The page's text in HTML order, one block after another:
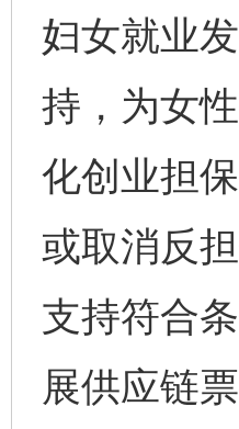
妇女就业
持，为女
化创业担
或取消反
支持符合
展供应链